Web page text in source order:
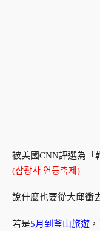
被美國CNN評選為「
(삼광사 연등축제)
說什麼也要從大邱衝
若是5月到釜山旅遊